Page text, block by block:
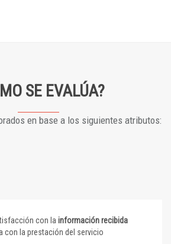
SE EVALÚA?
en base a los siguientes atributos:
con la información recibida
con la prestación del servicio